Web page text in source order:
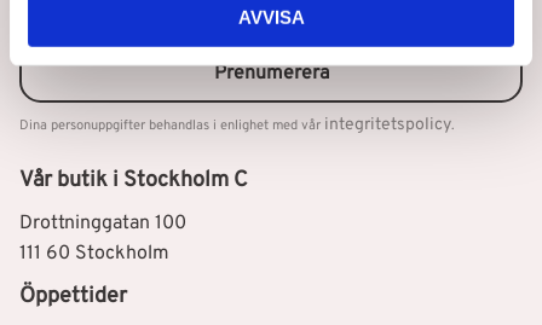
AVVISA
Vår butik i Stockholm C
Drottninggatan 100
111 60 Stockholm
Öppettider
Prenumerera
Dina personuppgifter behandlas i enlighet med vår integritetspolicy.